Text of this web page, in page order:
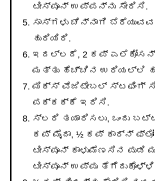
ಟೀಸ್ಪೂನ್ ಉಪ್ಪನ್ನು ಸೇರಿಸಿ.
ಸಾಸ್‌ಗಳು ಚೆನ್ನಾಗಿ
ಹುರಿಯಿರಿ.
ಇದಲ್ಲದೆ, 2 ಕಪ್
ಮತ್ತು ಹೆಚ್ಚಿನ ಉರಿಯಲ್ಲಿ
ಮಿಕ್ಸ್ ವೆಜಿಟೇಬಲ್ ಸ್ಟಫಿಂಗ್
ಪಕ್ಕಕ್ಕೆ ಇರಿಸಿ.
ಸ್ಲರಿ ತಯಾರಿಸಲು, ಒಂದು
ಕಪ್ ಮೈದಾ, ½ ಕಪ್ ಕಾರ್ನ್
ಟೀಸ್ಪೂನ್ ಕಾಳುಮೆಣಸಿನ ಪುಡಿ
ಟೀಸ್ಪೂನ್ ಉಪ್ಪು